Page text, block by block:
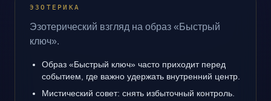
ЭЗОТЕРИКА
Эзотерический взгляд на образ «Быстрый
ключ».
Образ «Быстрый ключ» часто приходит перед
событием, где важно удержать внутренний центр.
Мистический совет: снять избыточный контроль.